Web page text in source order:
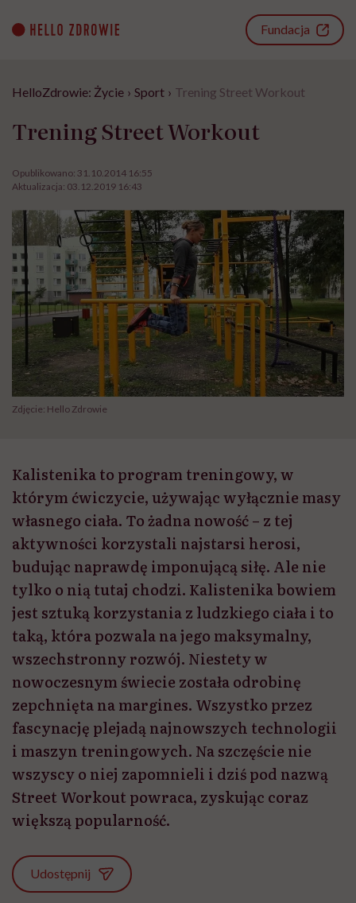
content
Fundacja
HelloZdrowie: Życie › Sport › Trening Street Workout
Trening Street Workout
Opublikowano: 31.10.2014 16:55
Aktualizacja: 03.12.2019 16:43
Zdjęcie: Hello Zdrowie
Kalistenika to program treningowy, w
którym ćwiczycie, używając wyłącznie masy
własnego ciała. To żadna nowość – z tej
aktywności korzystali najstarsi herosi,
budując naprawdę imponującą siłę. Ale nie
tylko o nią tutaj chodzi. Kalistenika bowiem
jest sztuką korzystania z ludzkiego ciała i to
taką, która pozwala na jego maksymalny,
wszechstronny rozwój. Niestety w
nowoczesnym świecie została odrobinę
zepchnięta na margines. Wszystko przez
fascynację plejadą najnowszych technologii
i maszyn treningowych. Na szczęście nie
wszyscy o niej zapomnieli i dziś pod nazwą
Street Workout powraca, zyskując coraz
większą popularność.
Udostępnij